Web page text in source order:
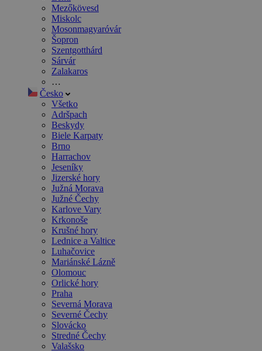
Mezőkövesd
Miskolc
Mosonmagyaróvár
Šopron
Szentgotthárd
Sárvár
Zalakaros
…
Česko
Všetko
Adršpach
Beskydy
Biele Karpaty
Brno
Harrachov
Jeseníky
Jizerské hory
Južná Morava
Južné Čechy
Karlove Vary
Krkonoše
Krušné hory
Lednice a Valtice
Luhačovice
Mariánské Lázně
Olomouc
Orlické hory
Praha
Severná Morava
Severné Čechy
Slovácko
Stredné Čechy
Valašsko